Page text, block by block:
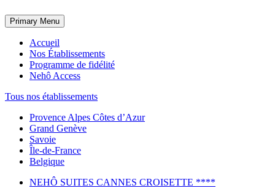
Primary Menu
Accueil
Nos Établissements
Programme de fidélité
Nehô Access
Tous nos établissements
Provence Alpes Côtes d’Azur
Grand Genève
Savoie
Île-de-France
Belgique
NEHÔ SUITES CANNES CROISETTE ****